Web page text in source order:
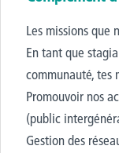
Les missions que
En tant que
communauté, tes
Promouvoir nos
(public
Gestion des